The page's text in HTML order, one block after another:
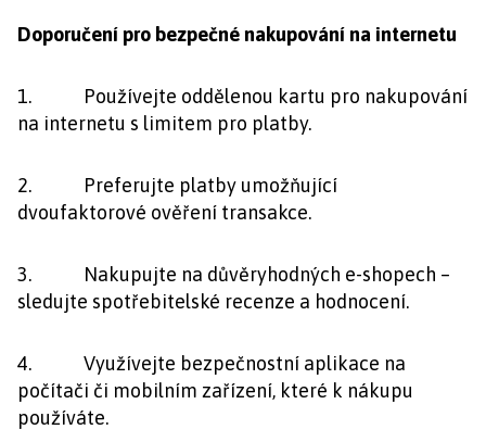
Doporučení pro bezpečné nakupování na internetu
1. Používejte oddělenou kartu pro nakupování
na internetu s limitem pro platby.
2. Preferujte platby umožňující
dvoufaktorové ověření transakce.
3. Nakupujte na důvěryhodných e-shopech –
sledujte spotřebitelské recenze a hodnocení.
4. Využívejte bezpečnostní aplikace na
počítači či mobilním zařízení, které k nákupu
používáte.